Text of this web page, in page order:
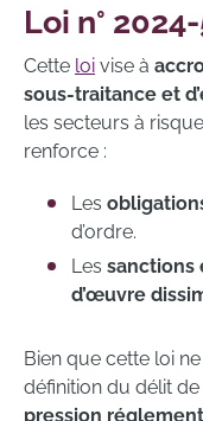
Loi n°
Cette loi vise à
sous-traitance et
les secteurs à
renforce :
Les
d’ordre.
Les sanctions
d’œuvre
Bien que cette loi
définition du délit
pression